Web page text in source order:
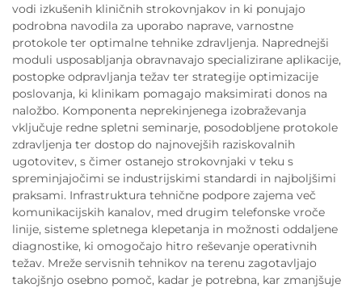
vodi izkušenih kliničnih strokovnjakov in ki ponujajo
podrobna navodila za uporabo naprave, varnostne
protokole ter optimalne tehnike zdravljenja. Naprednejši
moduli usposabljanja obravnavajo specializirane aplikacije,
postopke odpravljanja težav ter strategije optimizacije
poslovanja, ki klinikam pomagajo maksimirati donos na
naložbo. Komponenta neprekinjenega izobraževanja
vključuje redne spletni seminarje, posodobljene protokole
zdravljenja ter dostop do najnovejših raziskovalnih
ugotovitev, s čimer ostanejo strokovnjaki v teku s
spreminjajočimi se industrijskimi standardi in najboljšimi
praksami. Infrastruktura tehnične podpore zajema več
komunikacijskih kanalov, med drugim telefonske vroče
linije, sisteme spletnega klepetanja in možnosti oddaljene
diagnostike, ki omogočajo hitro reševanje operativnih
težav. Mreže servisnih tehnikov na terenu zagotavljajo
takojšnjo osebno pomoč, kadar je potrebna, kar zmanjšuje